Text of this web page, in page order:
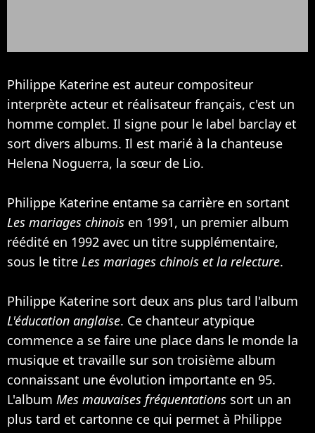
Philippe Katerine est auteur compositeur
interprète acteur et réalisateur français, c'est un
homme complet. Il signe pour le label barclay et
sort divers albums. Il est marié à la chanteuse
Helena Noguerra, la sœur de Lio.
Philippe Katerine entame sa carrière en sortant
Les mariages chinois en 1991, un premier album
réédité en 1992 avec un titre supplémentaire,
sous le titre Les mariages chinois et la relecture.
Philippe Katerine sort deux ans plus tard l'album
L'éducation anglaise. Ce chanteur atypique
commence a se faire une place dans le monde la
musique et travaille sur son troisième album
connaissant une évolution importante en 95.
L'album Mes mauvaises fréquentations sort un an
plus tard et cartonne ce qui permet à Philippe